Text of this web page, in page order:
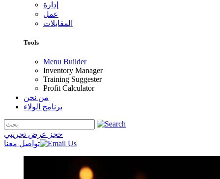
إدارة
عمل
المقابلات
Tools
Menu Builder
Inventory Manager
Training Suggester
Profit Calculator
من نحن
برنامج الولاء
حجز عرض تجريبي
تواصل معنا